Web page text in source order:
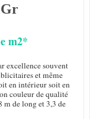
Gr
m2*
excellence souvent
et même
en intérieur soit en
couleur de qualité
m de long et 3,3 de